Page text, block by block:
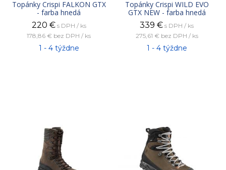
Topánky Crispi FALKON GTX
- farba hnedá
220 € s DPH / ks
178,86 € bez DPH / ks
1 - 4 týždne
Topánky Crispi WILD EVO
GTX NEW - farba hnedá
339 € s DPH / ks
275,61 € bez DPH / ks
1 - 4 týždne